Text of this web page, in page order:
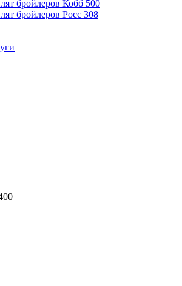
бройлеров Кобб 500
бройлеров Росс 308